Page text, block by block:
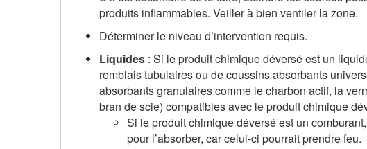
produits inflammables. Veiller à bien ventiler la zone.
Déterminer le niveau d’intervention requis.
Liquides : Si le produit chimique déversé est un
remblais tubulaires ou de coussins absorbants
absorbants granulaires comme le charbon actif, la
bran de scie) compatibles avec le produit chimique
Si le produit chimique déversé est un
pour l’absorber, car celui-ci pourrait prendre feu.